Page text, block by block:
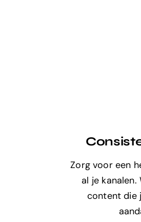
Zorg voor een
al je
content die